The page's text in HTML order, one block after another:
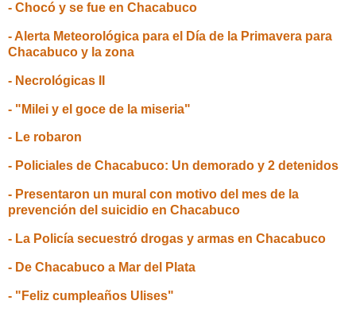
- Chocó y se fue en Chacabuco
- Alerta Meteorológica para el Día de la Primavera para
Chacabuco y la zona
- Necrológicas II
- "Milei y el goce de la miseria"
- Le robaron
- Policiales de Chacabuco: Un demorado y 2 detenidos
- Presentaron un mural con motivo del mes de la
prevención del suicidio en Chacabuco
- La Policía secuestró drogas y armas en Chacabuco
- De Chacabuco a Mar del Plata
- "Feliz cumpleaños Ulises"